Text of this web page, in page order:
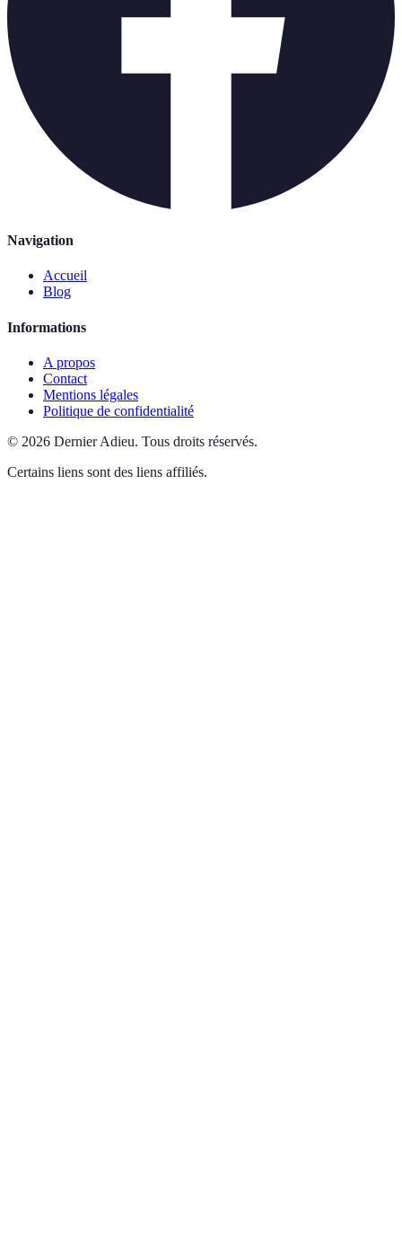
Navigation
Accueil
Blog
Informations
A propos
Contact
Mentions légales
Politique de confidentialité
© 2026 Dernier Adieu. Tous droits réservés.
Certains liens sont des liens affiliés.